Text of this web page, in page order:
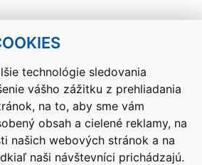
technológie sledovania
vášho zážitku z prehliadania
na to, aby sme vám
obsah a cielené reklamy, na
našich webových stránok a na
naši návštevníci prichádzajú.
RSS
Vyhlásenie o prístupnosti
je Ministerstvo školstva, výskumu,
republiky.